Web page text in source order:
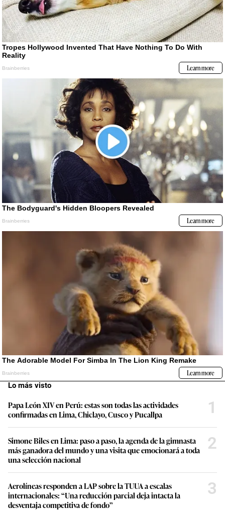
Lo más visto
Papa León XIV en Perú: estas son todas las actividades
confirmadas en Lima, Chiclayo, Cusco y Pucallpa
1
Simone Biles en Lima: paso a paso, la agenda de la gimnasta
más ganadora del mundo y una visita que emocionará a toda
una selección nacional
2
Aerolíneas responden a LAP sobre la TUUA a escalas
internacionales: “Una reducción parcial deja intacta la
desventaja competitiva de fondo”
3